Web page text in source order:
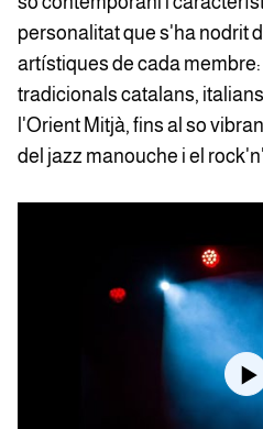
personalitat que s'ha nodrit
artístiques de cada
tradicionals catalans,
l'Orient Mitjà, fins al so
del jazz manouche i el